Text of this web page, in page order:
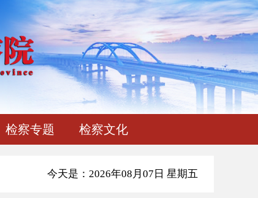
检察专题 检察文化
今天是：2026年08月07日 星期五